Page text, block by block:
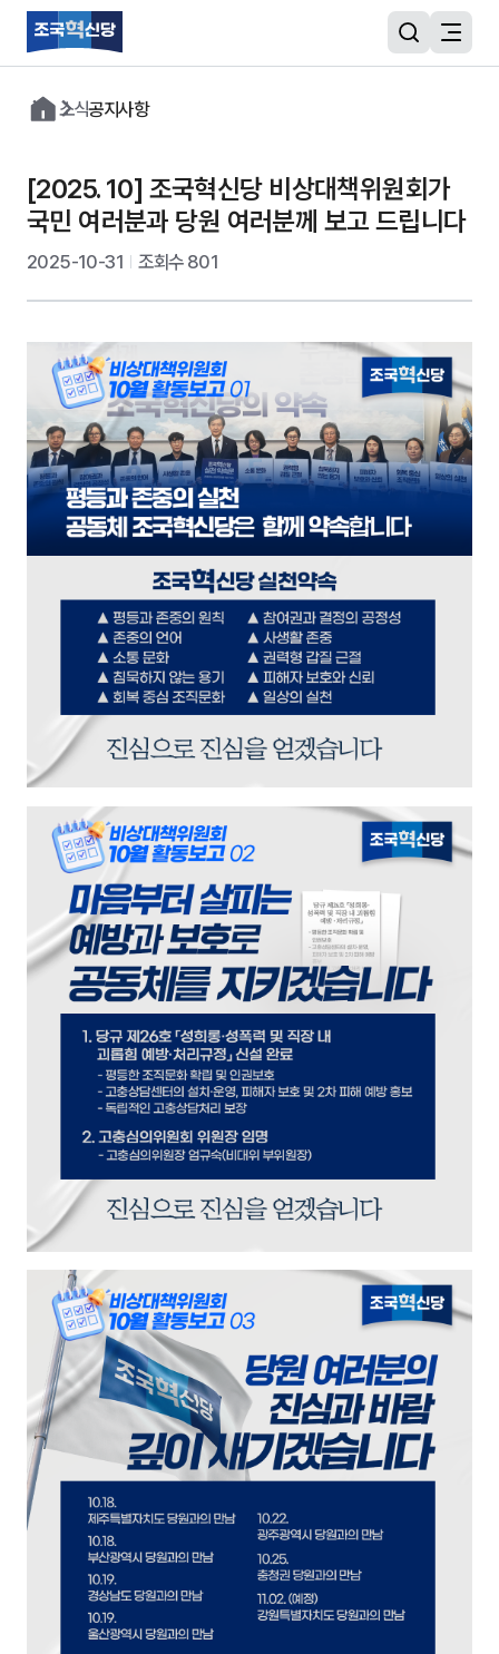
조국혁신당은 합니다.
가장 앞장서서
가장 단호하게
싸우겠습니다.
소식
미디어
자료실
당원
당원광장
혁신클래스
소식공지사항
[2025. 10] 조국혁신당 비상대책위원회가
국민 여러분과 당원 여러분께 보고 드립니다
2025-10-31 조회수 801